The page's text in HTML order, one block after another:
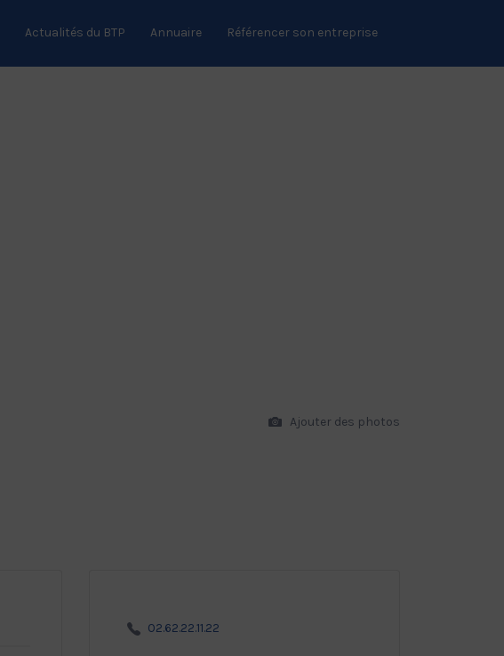
Actualités du BTP Annuaire Référencer son entreprise
Ajouter des photos
02.62.22.11.22